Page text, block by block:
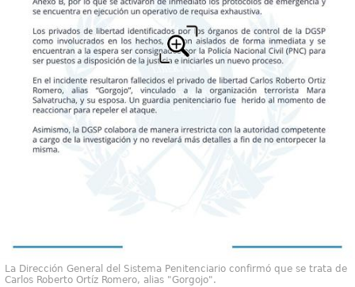
La Dirección General del Sistema Penitenciario confirmó que se trata de
Carlos Roberto Ortíz Romero, alias "Gorgojo".